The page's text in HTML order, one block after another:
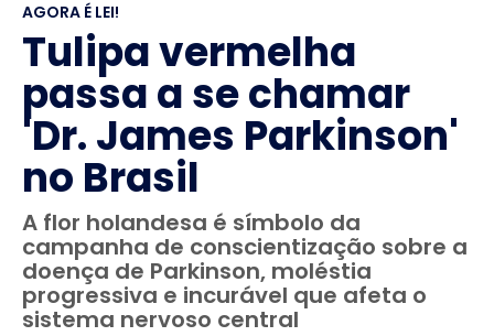
AGORA É LEI!
Tulipa vermelha
passa a se chamar
'Dr. James Parkinson'
no Brasil
A flor holandesa é símbolo da
campanha de conscientização sobre a
doença de Parkinson, moléstia
progressiva e incurável que afeta o
sistema nervoso central